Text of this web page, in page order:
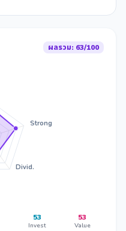
ผลรวม: 63/100
Strong
Divid.
53
Invest
53
Value